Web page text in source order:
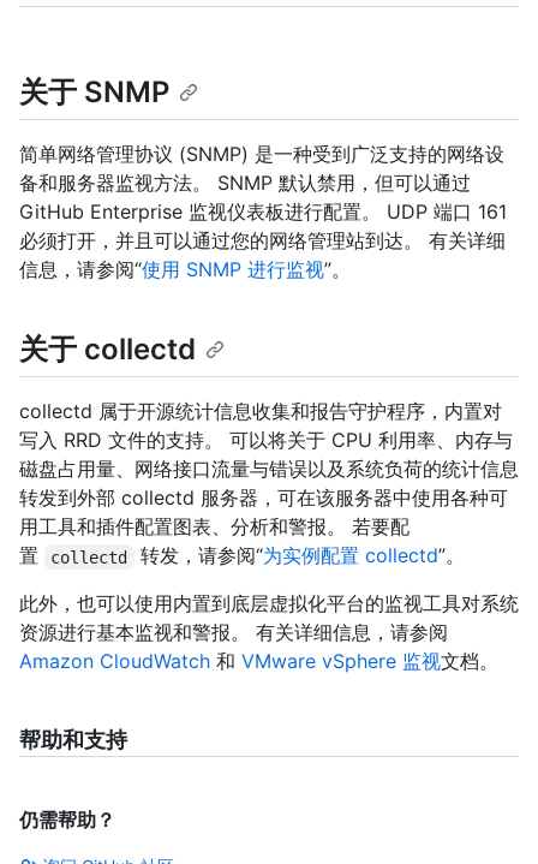
关于 SNMP
简单网络管理协议 (SNMP) 是一种受到广泛支持的网络设
备和服务器监视方法。 SNMP 默认禁用，但可以通过
GitHub Enterprise 监视仪表板进行配置。 UDP 端口 161
必须打开，并且可以通过您的网络管理站到达。 有关详细
信息，请参阅“使用 SNMP 进行监视”。
关于 collectd
collectd 属于开源统计信息收集和报告守护程序，内置对
写入 RRD 文件的支持。 可以将关于 CPU 利用率、内存与
磁盘占用量、网络接口流量与错误以及系统负荷的统计信息
转发到外部 collectd 服务器，可在该服务器中使用各种可
用工具和插件配置图表、分析和警报。 若要配
置
collectd 转发，请参阅“为实例配置 collectd”。
此外，也可以使用内置到底层虚拟化平台的监视工具对系统
资源进行基本监视和警报。 有关详细信息，请参阅
Amazon CloudWatch 和 VMware vSphere 监视文档。
帮助和支持
仍需帮助？